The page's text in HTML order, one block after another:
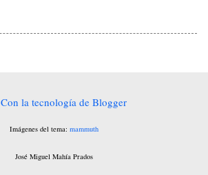
Con la tecnología de Blogger
Imágenes del tema: mammuth
José Miguel Mahía Prados